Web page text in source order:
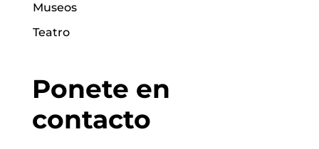
Museos
Teatro
Ponete en
contacto